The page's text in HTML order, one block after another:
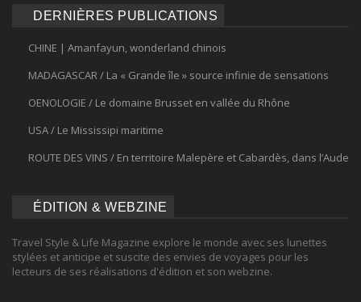
DERNIÈRES PUBLICATIONS
CHINE | Amanfayun, wonderland chinois
MADAGASCAR / La « Grande île » source infinie de sensations
OENOLOGIE / Le domaine Brusset en vallée du Rhône
USA / Le Mississipi maritime
ROUTE DES VINS / En territoire Malepère et Cabardès, dans l’Aude
ÉDITION & WEBZINE
Travel Style & Life Magazine explore le monde avec ses lunettes
stylées et anticipe et suscite des envies de voyages pour les
lecteurs de ses réalisations d'édition et son webzine.